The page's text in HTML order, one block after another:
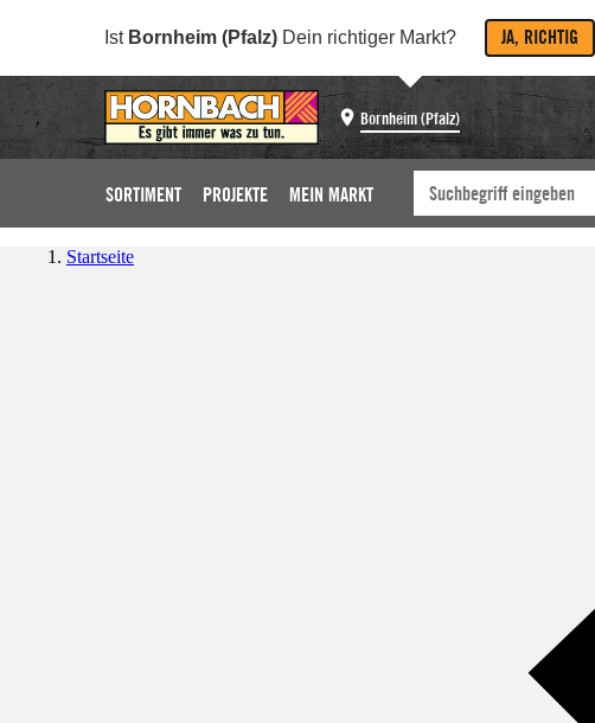
Ist Bornheim (Pfalz) Dein richtiger Markt? JA, RICHTIG
Bornheim (Pfalz)
SORTIMENT PROJEKTE MEIN MARKT
Startseite